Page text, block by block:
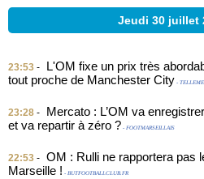
Jeudi 30 juillet
23:53 -
L'OM fixe un prix très
tout proche de Manchester City -
23:28 -
Mercato : L’OM va
et va repartir à zéro ? - FOOTMARSEILLAIS
22:53 - OM : Rulli ne rapportera pas
Marseille ! - BUTFOOTBALLCLUB.FR